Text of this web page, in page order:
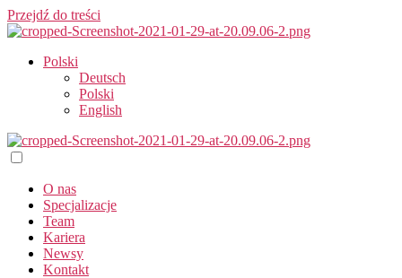
Przejdź do treści
Polski
Deutsch
Polski
English
O nas
Specjalizacje
Team
Kariera
Newsy
Kontakt